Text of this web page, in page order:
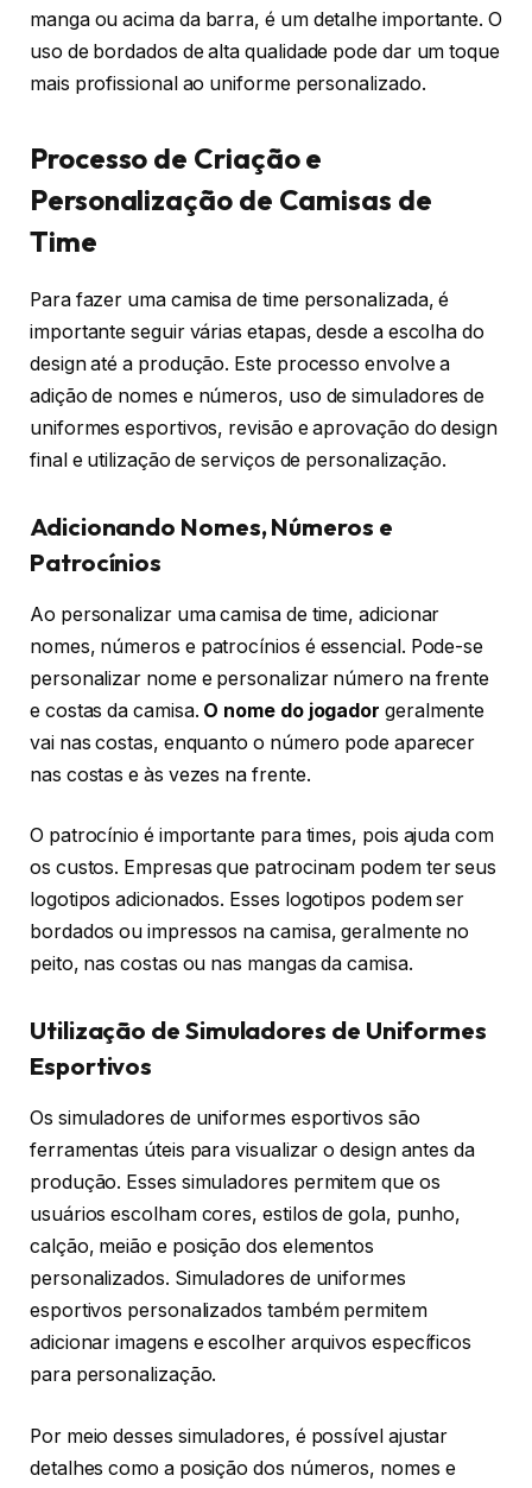
manga ou acima da barra, é um detalhe importante. O
uso de bordados de alta qualidade pode dar um toque
mais profissional ao uniforme personalizado.
Processo de Criação e
Personalização de Camisas de
Time
Para fazer uma camisa de time personalizada, é
importante seguir várias etapas, desde a escolha do
design até a produção. Este processo envolve a
adição de nomes e números, uso de simuladores de
uniformes esportivos, revisão e aprovação do design
final e utilização de serviços de personalização.
Adicionando Nomes, Números e
Patrocínios
Ao personalizar uma camisa de time, adicionar
nomes, números e patrocínios é essencial. Pode-se
personalizar nome e personalizar número na frente
e costas da camisa. O nome do jogador geralmente
vai nas costas, enquanto o número pode aparecer
nas costas e às vezes na frente.
O patrocínio é importante para times, pois ajuda com
os custos. Empresas que patrocinam podem ter seus
logotipos adicionados. Esses logotipos podem ser
bordados ou impressos na camisa, geralmente no
peito, nas costas ou nas mangas da camisa.
Utilização de Simuladores de Uniformes
Esportivos
Os simuladores de uniformes esportivos são
ferramentas úteis para visualizar o design antes da
produção. Esses simuladores permitem que os
usuários escolham cores, estilos de gola, punho,
calção, meião e posição dos elementos
personalizados. Simuladores de uniformes
esportivos personalizados também permitem
adicionar imagens e escolher arquivos específicos
para personalização.
Por meio desses simuladores, é possível ajustar
detalhes como a posição dos números, nomes e